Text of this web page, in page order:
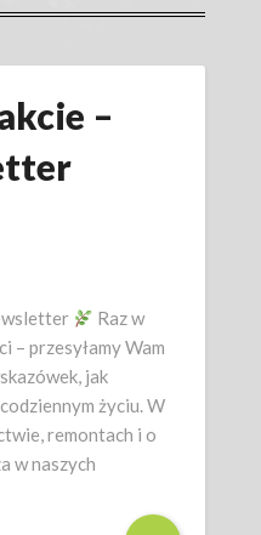
–
Raz w
– przesyłamy Wam
jak
życiu. W
remontach i o
w naszych